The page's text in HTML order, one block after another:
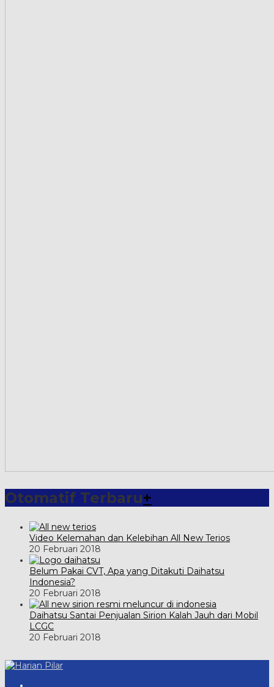
Otomatif Terbaru+
Video Kelemahan dan Kelebihan All New Terios
20 Februari 2018
Belum Pakai CVT, Apa yang Ditakuti Daihatsu
Indonesia?
20 Februari 2018
Daihatsu Santai Penjualan Sirion Kalah Jauh dari Mobil
LCGC
20 Februari 2018